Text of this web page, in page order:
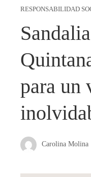
RESPONSABILIDAD
para un
Carolina Molina